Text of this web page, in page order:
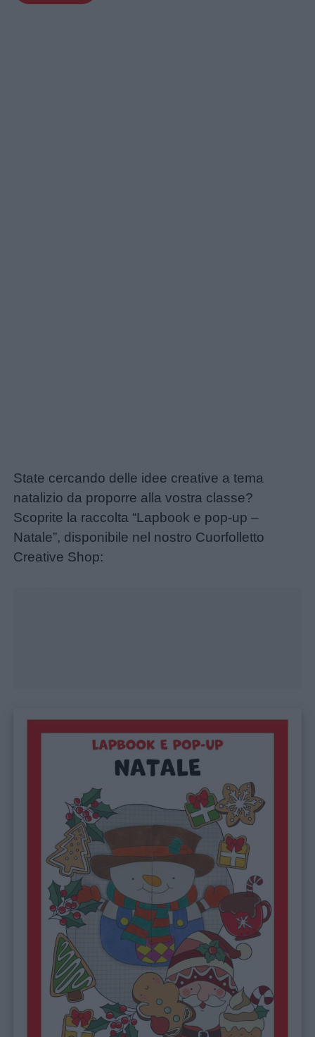
State cercando delle idee creative a tema
natalizio da proporre alla vostra classe?
Scoprite la raccolta “Lapbook e pop-up –
Natale”, disponibile nel nostro Cuorfolletto
Creative Shop: